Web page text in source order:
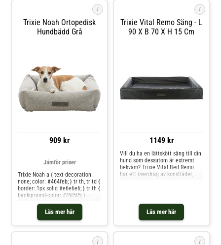
anpassar sig perfekt till kroppen
i
Trixie Noah Ortopedisk
Hundbädd Grå
909 kr
Läs mer här
Jämför priser
Trixie Noah a { text-decoration:
none; color: #464feb; } tr th, tr td {
border: 1px solid #e6e6e6; } tr th {
background-color: #f5f5f5; } –
Ortopedisk hundbädd! Har du en
hund som har ont i leder eller
börjar bli lite äldre? Då kan en
ortopedisk hundbädd vara något
Ortopedisk hundbädd finns i två
i
Trixie Vital Remo Säng - L
90 X B 70 X H 15 Cm
1149 kr
Läs mer här
Vill du ha en lättskött säng till din
hund som dessutom är extremt
bekväm? Trixie Vital Bed Remo
har ett överdrag av konstläder,
Undersidan på Trixie Vital Remo
i i